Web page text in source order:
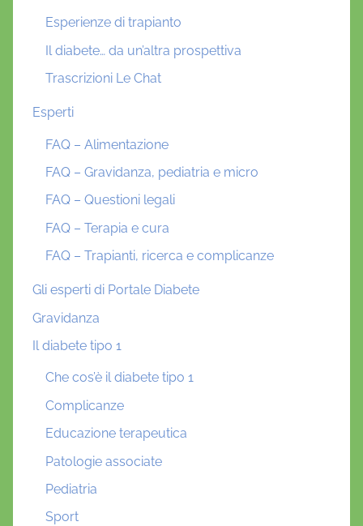
Esperienze di trapianto
Il diabete… da un’altra prospettiva
Trascrizioni Le Chat
Esperti
FAQ – Alimentazione
FAQ – Gravidanza, pediatria e micro
FAQ – Questioni legali
FAQ – Terapia e cura
FAQ – Trapianti, ricerca e complicanze
Gli esperti di Portale Diabete
Gravidanza
Il diabete tipo 1
Che cos’è il diabete tipo 1
Complicanze
Educazione terapeutica
Patologie associate
Pediatria
Sport